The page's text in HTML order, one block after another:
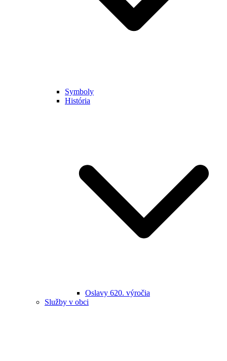
Symboly
História
Oslavy 620. výročia
Služby v obci